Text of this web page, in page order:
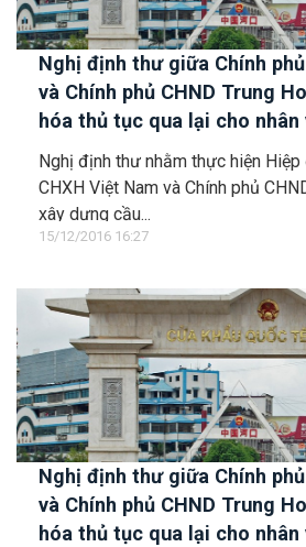
Nghị định thư giữa Chính
và Chính phủ CHND Trung
hóa thủ tục qua lại cho
liệu, phương tiện thi công
cầu đường bộ qua sông
Lào Cai - Hà Khẩu
Nghị định thư nhằm thực hiện
CHXH Việt Nam và Chính phủ
xây dựng cầu...
15/12/2016 16:27
Nghị định thư giữa Chính
và Chính phủ CHND Trung
hóa thủ tục qua lại cho